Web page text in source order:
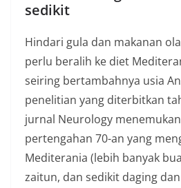
sedikit
Hindari gula dan makanan
perlu beralih ke diet
seiring bertambahnya usia
penelitian yang diterbitkan
jurnal Neurology
pertengahan 70-an yang
Mediterania (lebih banyak
zaitun, dan sedikit daging